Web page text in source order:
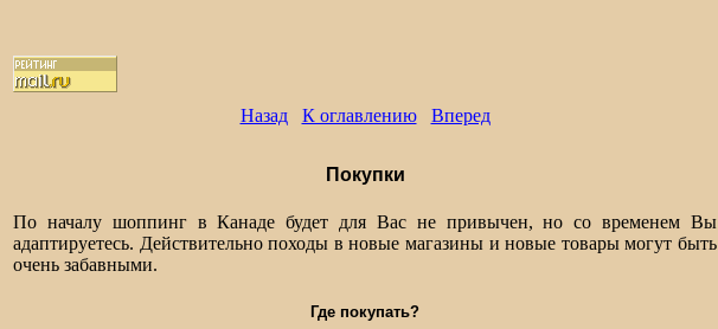
Назад К оглавлению Вперед
Покупки
По началу шоппинг в Канаде будет для Вас не привычен, но со временем Вы
адаптируетесь. Действительно походы в новые магазины и новые товары могут быть
очень забавными.
Где покупать?